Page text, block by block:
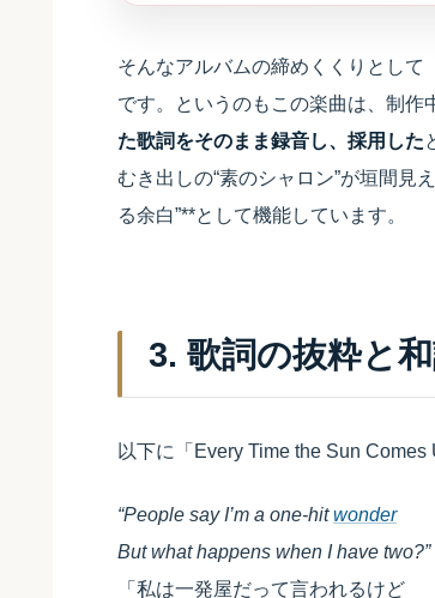
そんなアルバムの締めくくりとして
です。というのもこの楽曲は、制作
た歌詞をそのまま録音し、採用した
むき出しの“素のシャロン”が垣間見
る余白”**として機能しています。
3. 歌詞の抜粋と
以下に「Every Time the Sun
“People say I’m a one-hitwonder
But what happens when I have two?”
「私は一発屋だって言われるけど